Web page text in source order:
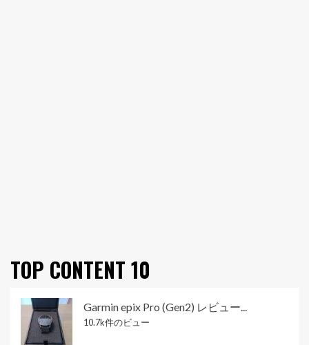
TOP CONTENT 10
Garmin epix Pro (Gen2) レビュー...
10.7k件のビュー